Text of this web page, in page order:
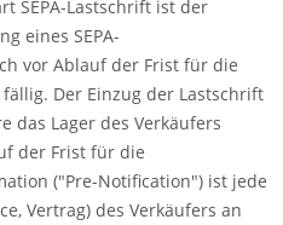
SEPA-Lastschrift ist der
eines SEPA-
vor Ablauf der Frist für die
Der Einzug der Lastschrift
das Lager des Verkäufers
der Frist für die
("Pre-Notification") ist jede
Vertrag) des Verkäufers an